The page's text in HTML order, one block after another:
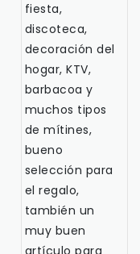
fiesta,
discoteca,
decoración del
hogar, KTV,
barbacoa y
muchos tipos
de mítines,
bueno
selección para
el regalo,
también un
muy buen